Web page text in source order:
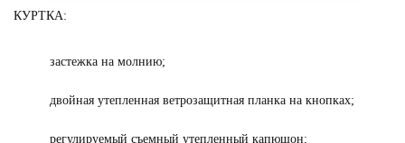
КУРТКА:
застежка на молнию;
двойная утепленная ветрозащитная планка на кнопках;
регулируемый съемный утепленный капюшон;